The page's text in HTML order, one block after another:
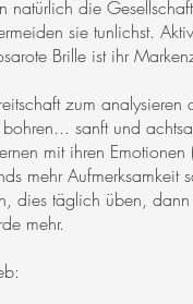
natürlich die
sie tunlichst.
Brille ist ihr
zum analysieren
sanft und
mit ihren Emotionen
mehr Aufmerksamkeit
dies täglich üben,
mehr.